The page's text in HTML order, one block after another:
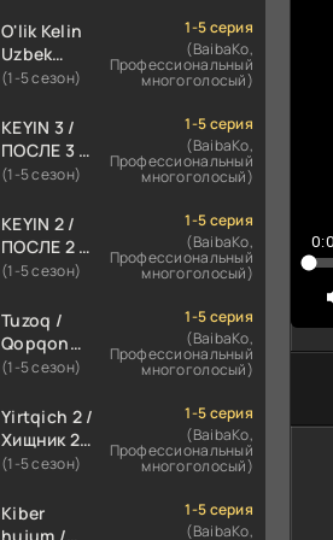
HIND KINO
2024
TARJIMA
Skachat
O'lik Kelin
Uzbek
tilida 2023
Tarjima
kino
skachat
(1-5 сезон)
1-5 серия
(BaibaKo,
Профессиональный
многоголосый)
KEYIN 3 /
ПОСЛЕ 3 /
AFTER 3
FILM
UZBEK
TILIDA
TARJIMA
FILM HD
(1-5 сезон)
1-5 серия
(BaibaKo,
Профессиональный
многоголосый)
KEYIN 2 /
ПОСЛЕ 2 /
AFTER 2
FILM
UZBEK
TILIDA
TARJIMA
FILM HD
(1-5 сезон)
1-5 серия
(BaibaKo,
Профессиональный
многоголосый)
Tuzoq /
Qopqon
Hind
2016 Uzbek
tilida
tarjima film
(1-5 сезон)
1-5 серия
(BaibaKo,
Профессиональный
многоголосый)
Yirtqich 2 /
Хищник 2
Xishnik
tilida 2018-
2024
(1-5 сезон)
1-5 серия
(BaibaKo,
Профессиональный
многоголосый)
Kiber
1-5 серия
(BaibaKo,